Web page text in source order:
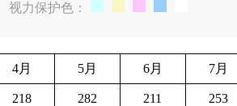
视力保护色：
4月 5月 6月 7月
218 282 211 253